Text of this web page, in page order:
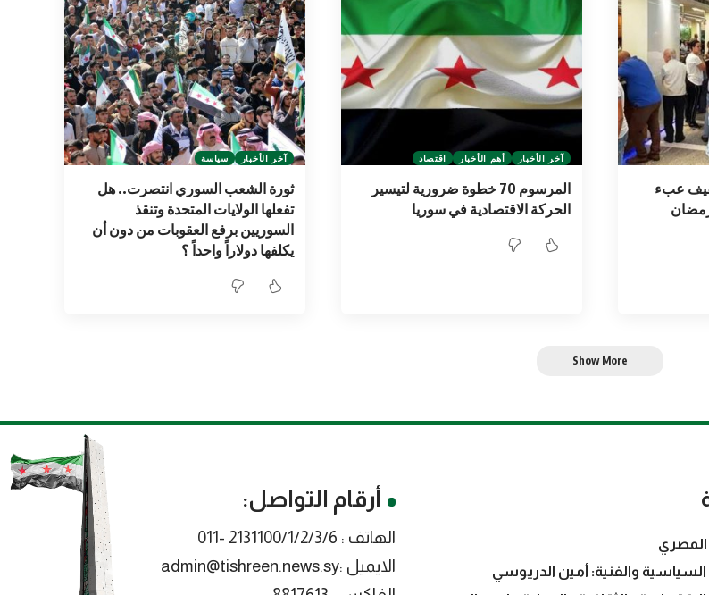
عبء
آخر الأخبار أهم الأخبار اقتصاد
المرسوم 70 خطوة ضرورية لتيسير
الحركة الاقتصادية في سوريا
آخر الأخبار سياسة
ثورة الشعب السوري انتصرت.. هل
تفعلها الولايات المتحدة وتنقذ
السوريين برفع العقوبات من دون أن
يكلفها دولاراً واحداً ؟
Show More
المصري
والفنية: أمين الدريوسي
أرقام التواصل:
الهاتف : 2131100/1/2/3/6 -011
الايميل :admin@tishreen.news.sy